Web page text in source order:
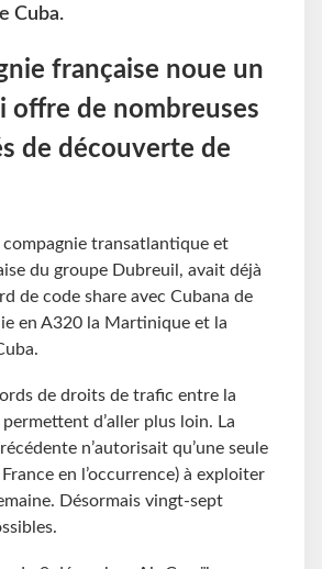
Cuba.
française noue un
offre de nombreuses
de découverte de
compagnie transatlantique et
du groupe Dubreuil, avait déjà
de code share avec Cubana de
en A320 la Martinique et la
de droits de trafic entre la
permettent d’aller plus loin. La
n’autorisait qu’une seule
en l’occurrence) à exploiter
Désormais vingt-sept